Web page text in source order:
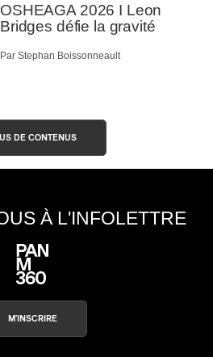
OSHEAGA 2026 I Leon
Bridges défie la gravité
Par Stephan Boissonneault
DE CONTENUS
À L'INFOLETTRE
M'INSCRIRE